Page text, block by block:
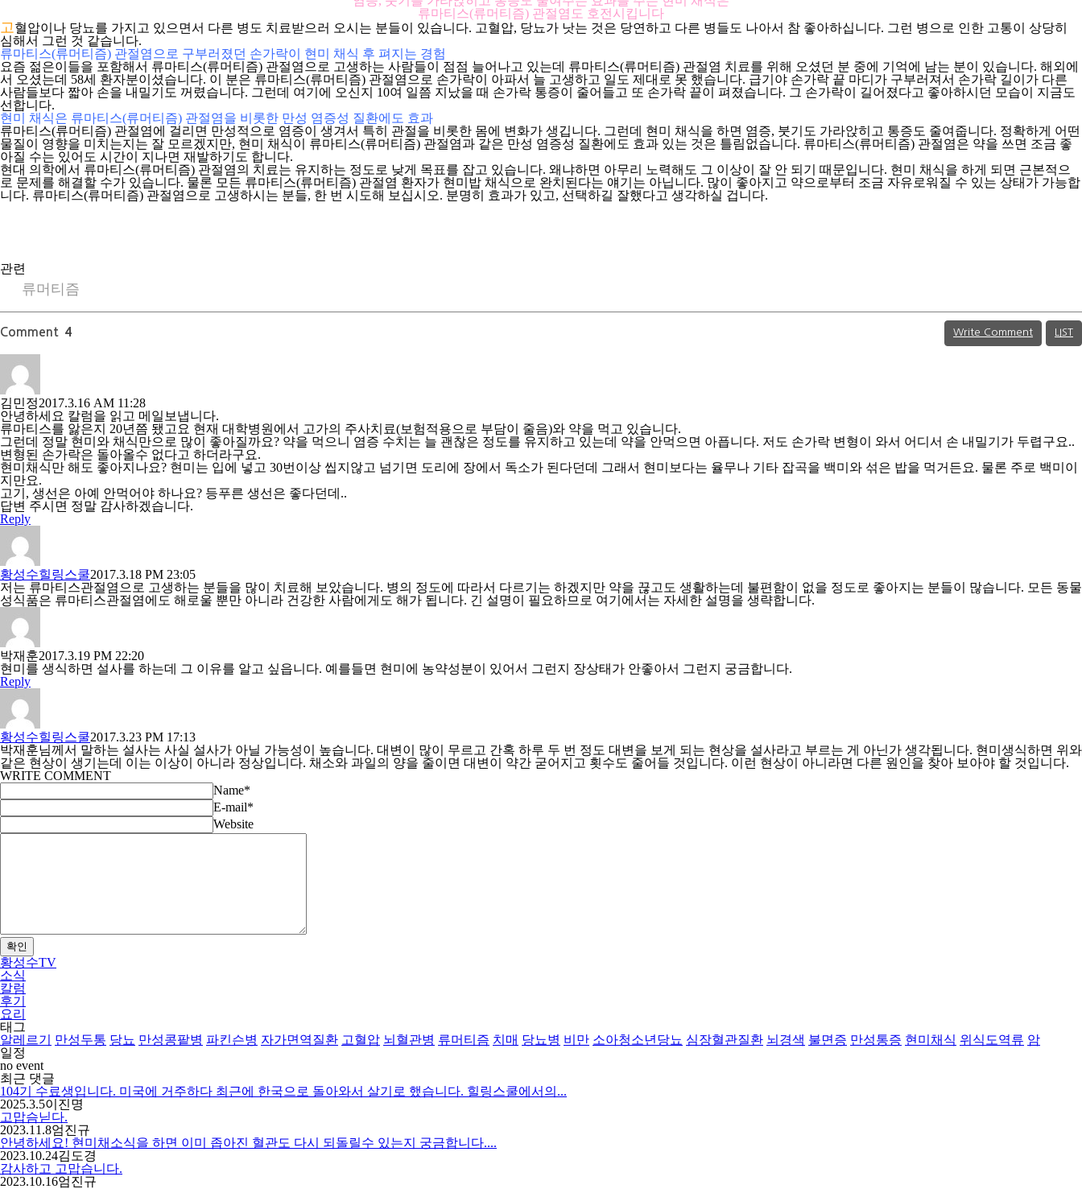
류마티스(류머티즘) 관절염도 호전시킵니다
고혈압이나 당뇨를 가지고 있으면서 다른 병도 치료받으러 오시는 분들이 있습니다. 고혈압, 당뇨가 낫는 것은 당연하고 다른 병들도 나아서 참 좋아하십니다. 그런 병으로 인한 고통이 상당히
심해서 그런 것 같습니다.
류마티스(류머티즘) 관절염으로 구부러졌던 손가락이 현미 채식 후 펴지는 경험
요즘 젊은이들을 포함해서 류마티스(류머티즘) 관절염으로 고생하는 사람들이 점점 늘어나고 있는데 류마티스(류머티즘) 관절염 치료를 위해 오셨던 분 중에 기억에 남는 분이 있습니다. 해외에
서 오셨는데 58세 환자분이셨습니다. 이 분은 류마티스(류머티즘) 관절염으로 손가락이 아파서 늘 고생하고 일도 제대로 못 했습니다. 급기야 손가락 끝 마디가 구부러져서 손가락 길이가 다른
사람들보다 짧아 손을 내밀기도 꺼렸습니다. 그런데 여기에 오신지 10여 일쯤 지났을 때 손가락 통증이 줄어들고 또 손가락 끝이 펴졌습니다. 그 손가락이 길어졌다고 좋아하시던 모습이 지금도
선합니다.
현미 채식은 류마티스(류머티즘) 관절염을 비롯한 만성 염증성 질환에도 효과
류마티스(류머티즘) 관절염에 걸리면 만성적으로 염증이 생겨서 특히 관절을 비롯한 몸에 변화가 생깁니다. 그런데 현미 채식을 하면 염증, 붓기도 가라앉히고 통증도 줄여줍니다. 정확하게 어떤
물질이 영향을 미치는지는 잘 모르겠지만, 현미 채식이 류마티스(류머티즘) 관절염과 같은 만성 염증성 질환에도 효과 있는 것은 틀림없습니다. 류마티스(류머티즘) 관절염은 약을 쓰면 조금 좋
아질 수는 있어도 시간이 지나면 재발하기도 합니다.
현대 의학에서 류마티스(류머티즘) 관절염의 치료는 유지하는 정도로 낮게 목표를 잡고 있습니다. 왜냐하면 아무리 노력해도 그 이상이 잘 안 되기 때문입니다. 현미 채식을 하게 되면 근본적으
로 문제를 해결할 수가 있습니다. 물론 모든 류마티스(류머티즘) 관절염 환자가 현미밥 채식으로 완치된다는 얘기는 아닙니다. 많이 좋아지고 약으로부터 조금 자유로워질 수 있는 상태가 가능합
니다. 류마티스(류머티즘) 관절염으로 고생하시는 분들, 한 번 시도해 보십시오. 분명히 효과가 있고, 선택하길 잘했다고 생각하실 겁니다.
관련
류머티즘
Comment 4 Write Comment LIST
김민정2017.3.16 AM 11:28
안녕하세요 칼럼을 읽고 메일보냅니다.
류마티스를 앓은지 20년쯤 됐고요 현재 대학병원에서 고가의 주사치료(보험적용으로 부담이 줄음)와 약을 먹고 있습니다.
그런데 정말 현미와 채식만으로 많이 좋아질까요? 약을 먹으니 염증 수치는 늘 괜찮은 정도를 유지하고 있는데 약을 안먹으면 아픕니다. 저도 손가락 변형이 와서 어디서 손 내밀기가 두렵구요..
변형된 손가락은 돌아올수 없다고 하더라구요.
현미채식만 해도 좋아지나요? 현미는 입에 넣고 30번이상 씹지않고 넘기면 도리에 장에서 독소가 된다던데 그래서 현미보다는 율무나 기타 잡곡을 백미와 섞은 밥을 먹거든요. 물론 주로 백미이
지만요.
고기, 생선은 아예 안먹어야 하나요? 등푸른 생선은 좋다던데..
답변 주시면 정말 감사하겠습니다.
Reply
황성수힐링스쿨2017.3.18 PM 23:05
저는 류마티스관절염으로 고생하는 분들을 많이 치료해 보았습니다. 병의 정도에 따라서 다르기는 하겠지만 약을 끊고도 생활하는데 불편함이 없을 정도로 좋아지는 분들이 많습니다. 모든 동물
성식품은 류마티스관절염에도 해로울 뿐만 아니라 건강한 사람에게도 해가 됩니다. 긴 설명이 필요하므로 여기에서는 자세한 설명을 생략합니다.
박재훈2017.3.19 PM 22:20
현미를 생식하면 설사를 하는데 그 이유를 알고 싶읍니다. 예를들면 현미에 농약성분이 있어서 그런지 장상태가 안좋아서 그런지 궁금합니다.
Reply
황성수힐링스쿨2017.3.23 PM 17:13
박재훈님께서 말하는 설사는 사실 설사가 아닐 가능성이 높습니다. 대변이 많이 무르고 간혹 하루 두 번 정도 대변을 보게 되는 현상을 설사라고 부르는 게 아닌가 생각됩니다. 현미생식하면 위와
같은 현상이 생기는데 이는 이상이 아니라 정상입니다. 채소와 과일의 양을 줄이면 대변이 약간 굳어지고 횟수도 줄어들 것입니다. 이런 현상이 아니라면 다른 원인을 찾아 보아야 할 것입니다.
WRITE COMMENT
Name*
E-mail*
Website
확인
황성수TV
소식
칼럼
후기
요리
태그
알레르기
만성두통 당뇨 만성콩팥병 파킨슨병 자가면역질환 고혈압 뇌혈관병 류머티즘 치매 당뇨병 비만 소아청소년당뇨 심장혈관질환 뇌경색 불면증 만성통증 현미채식 위식도역류 암
일정
no event
최근 댓글
104기 수료생입니다. 미국에 거주하다 최근에 한국으로 돌아와서 살기로 했습니다. 힐링스쿨에서의...
2025.3.5이진명
고맙슴닏다.
2023.11.8엄진규
안녕하세요! 현미채소식을 하면 이미 좁아진 혈관도 다시 되돌릴수 있는지 궁금합니다....
2023.10.24김도경
감사하고 고맙습니다.
2023.10.16엄진규